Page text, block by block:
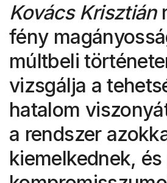
Kovács Krisztián
fény
múltbeli
vizsgálja a
hatalom
a rendszer
kiemelkednek,